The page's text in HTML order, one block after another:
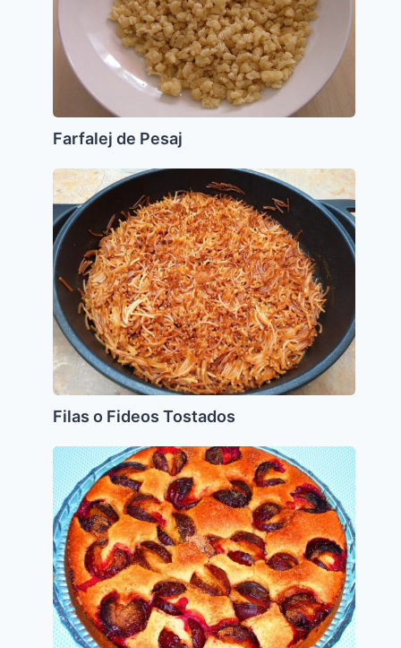
Farfalej de Pesaj
Filas
o
Fideos
Tostados
Filas o Fideos Tostados
Cake
de
Ciruelas